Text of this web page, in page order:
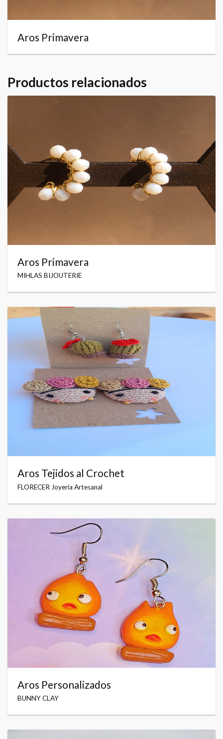
Aros Primavera
Productos relacionados
Aros Primavera
MIHLAS BIJOUTERIE
Aros Tejidos al Crochet
FLORECER Joyería Artesanal
Aros Personalizados
BUNNY CLAY